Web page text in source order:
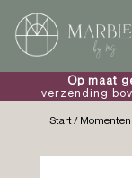
Op maat
verzending
Start/ Momenten